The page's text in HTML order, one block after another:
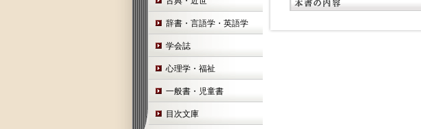
辞書・言語学・英語学
学会誌
心理学・福祉
一般書・児童書
目次文庫